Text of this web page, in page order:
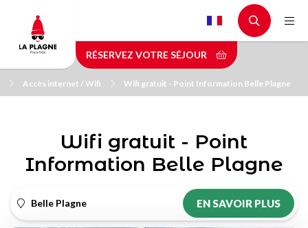
contenu
principal
RÉSERVEZ VOTRE SÉJOUR
Accès internet / Wifi Wifi gratuit - Point Information Belle Plagne
Wifi gratuit - Point
Information Belle Plagne
Belle Plagne EN SAVOIR PLUS